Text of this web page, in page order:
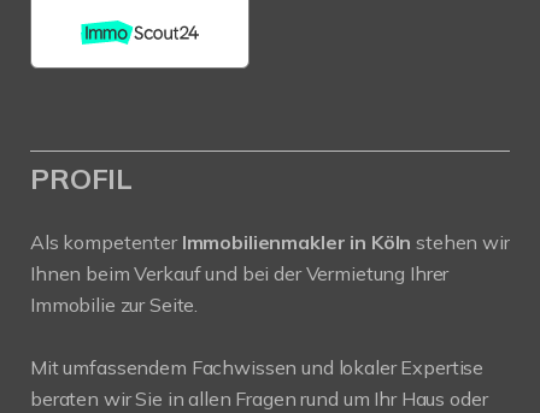
PROFIL
Als kompetenter Immobilienmakler in Köln stehen wir
Ihnen beim Verkauf und bei der Vermietung Ihrer
Immobilie zur Seite.
Mit umfassendem Fachwissen und lokaler Expertise
beraten wir Sie in allen Fragen rund um Ihr Haus oder